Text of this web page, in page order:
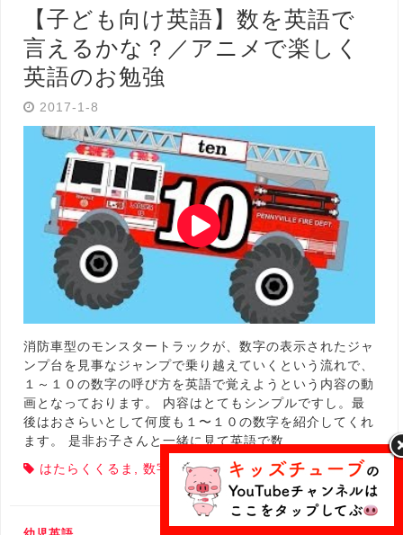
【子ども向け英語】数を英語で
言えるかな？／アニメで楽しく
英語のお勉強
2017-1-8
消防車型のモンスタートラックが、数字の表示されたジャ
ンプ台を見事なジャンプで乗り越えていくという流れで、
１～１０の数字の呼び方を英語で覚えようという内容の動
画となっております。 内容はとてもシンプルですし。最
後はおさらいとして何度も１〜１０の数字を紹介してくれ
ます。 是非お子さんと一緒に見て英語で数…
はたらくくるま
数字 英語であそぼ, 車